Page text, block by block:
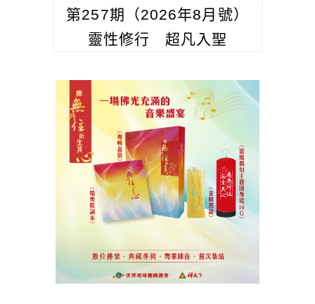
第257期（2026年8月號）
靈性修行 超凡入聖